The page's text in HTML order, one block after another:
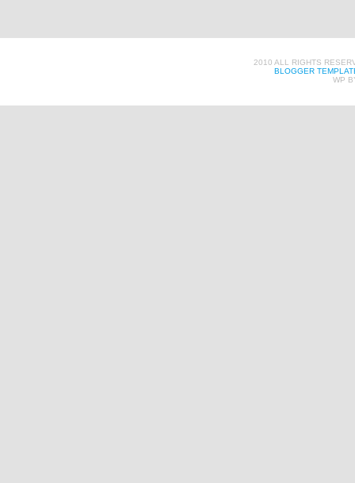
2010 ALL RIGHTS
BLOGGER
WP